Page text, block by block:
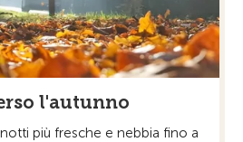
l'autunno
più fresche e nebbia fino a